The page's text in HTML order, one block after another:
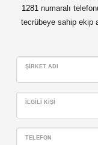
1281 numaralı
tecrübeye sahip ekip
ŞIRKET ADI
İLGILI KIŞI
TELEFON